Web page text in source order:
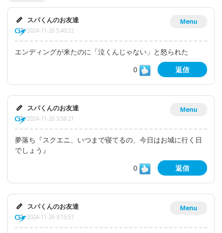
Menu
スパくんのお友達
2024-11-26 5:40:22
エンディングが来たのに「泣くんじゃない」と怒られた
0
返信
Menu
スパくんのお友達
2024-11-26 3:58:21
夢落ち『スクエニ、いつまで寝てるの、今日はお城に行く日
でしょう』
0
返信
Menu
スパくんのお友達
2024-11-26 3:15:57